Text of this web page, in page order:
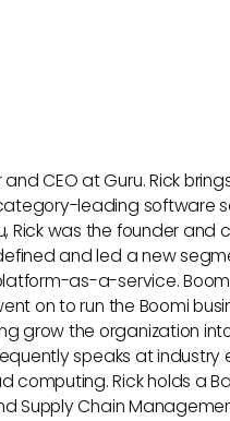
IT, las tecnología de
Estas herramientas les
fluidas dentro
CEO at Guru. Rick
leading software
Rick was the founder and
and led a new
as-a-service.
on to run the Boomi
grow the organization
speaks at
computing. Rick holds a
Supply Chain